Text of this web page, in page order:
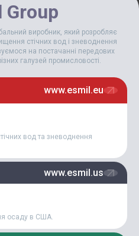
Group
виробник, який розробляє
стічних вод і зневоднення
на постачанні передових
галузей промисловості.
www.esmil.eu
вод та зневоднення
www.esmil.us
осаду в США.